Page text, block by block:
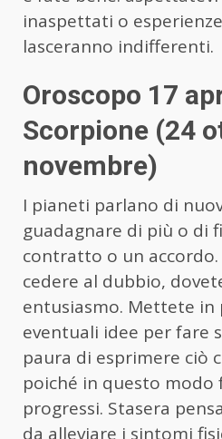
inaspettati o
lasceranno indifferenti.
Oroscopo 17
Scorpione (24
novembre)
I pianeti parlano di
guadagnare di più o di
contratto o un
cedere al dubbio,
entusiasmo. Mettete in
eventuali idee per fare
paura di esprimere ciò
poiché in questo modo
progressi. Stasera
da alleviare i sintomi